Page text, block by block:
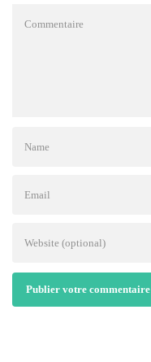
Publier votre commentaire